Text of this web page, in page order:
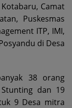
Camat
Puskesmas
ITP, IMI,
di Desa
38 orang
dan 19
9 Desa mitra